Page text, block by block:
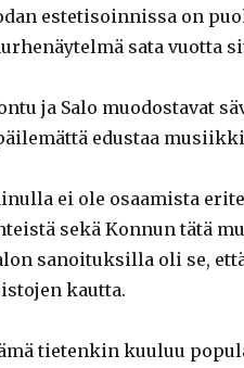
estetisoinnissa on
sata vuotta
ja Salo muodostavat
edustaa
ei ole osaamista
sekä Konnun tätä
sanoituksilla oli se,
kautta.
tietenkin kuuluu